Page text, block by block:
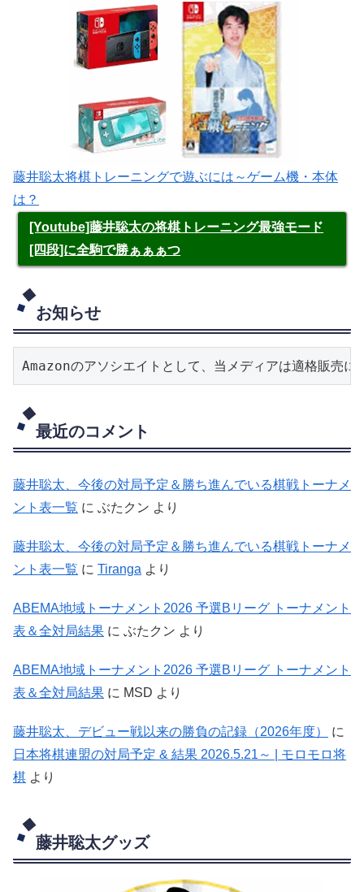
藤井聡太将棋トレーニングで遊ぶには～ゲーム機・本体
は？
[Youtube]藤井聡太の将棋トレーニング最強モード
[四段]に全駒で勝ぁぁぁつ
お知らせ
Amazonのアソシエイトとして、当メディアは適格販売に
最近のコメント
藤井聡太、今後の対局予定＆勝ち進んでいる棋戦トーナメ
ント表一覧 に ぶたクン より
藤井聡太、今後の対局予定＆勝ち進んでいる棋戦トーナメ
ント表一覧 に Tiranga より
ABEMA地域トーナメント2026 予選Bリーグ トーナメント
表＆全対局結果 に ぶたクン より
ABEMA地域トーナメント2026 予選Bリーグ トーナメント
表＆全対局結果 に MSD より
藤井聡太、デビュー戦以来の勝負の記録（2026年度）
に
日本将棋連盟の対局予定 & 結果 2026.5.21～ | モロモロ将
棋 より
藤井聡太グッズ